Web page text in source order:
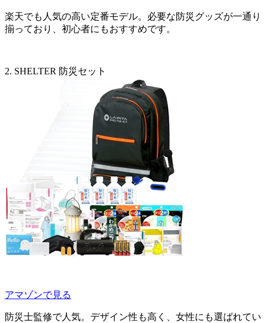
楽天でも人気の高い定番モデル。必要な防災グッズが一通り
揃っており、初心者にもおすすめです。
2. SHELTER 防災セット
アマゾンで見る
防災士監修で人気。デザイン性も高く、女性にも選ばれてい